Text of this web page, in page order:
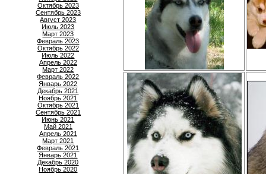
Октябрь 2023
Сентябрь 2023
Август 2023
Июль 2023
Март 2023
Февраль 2023
Октябрь 2022
Июль 2022
Апрель 2022
Март 2022
Февраль 2022
Январь 2022
Декабрь 2021
Ноябрь 2021
Октябрь 2021
Сентябрь 2021
Июнь 2021
Май 2021
Апрель 2021
Март 2021
Февраль 2021
Январь 2021
Декабрь 2020
Ноябрь 2020